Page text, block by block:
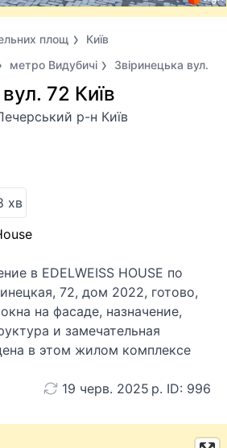
площ
Київ
метро Видубичі Звіринецька вул.
72 Київ
р-н Київ
хв
в EDELWEISS HOUSE по
72, дом 2022, готово,
на фасаде, назначение,
и замечательная
в этом жилом комплексе
19 черв. 2025 р. ID: 996